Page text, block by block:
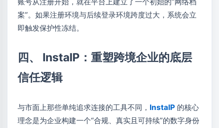
案”。如果注册环境与后续登录环境跨度过大，系统会立
即触发保护性冻结。
四、 InstaIP：重塑跨境企业的底层
信任逻辑
与市面上那些单纯追求连接的工具不同， InstaIP 的核心
理念是为企业构建一个“合规、真实且可持续”的数字身份